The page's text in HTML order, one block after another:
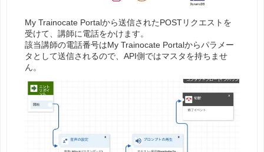
My Trainocate Portalから送信されたPOSTリクエストを
受けて、講師に電話をかけます。
該当講師の電話番号はMy Trainocate Portalからパラメー
タとして送信されるので、API側ではマスタを持ちませ
ん。